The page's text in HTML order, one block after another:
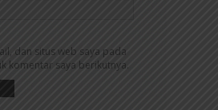
dan situs web saya pada
komentar saya berikutnya.